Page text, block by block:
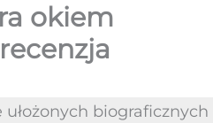
okiem
biograficznych